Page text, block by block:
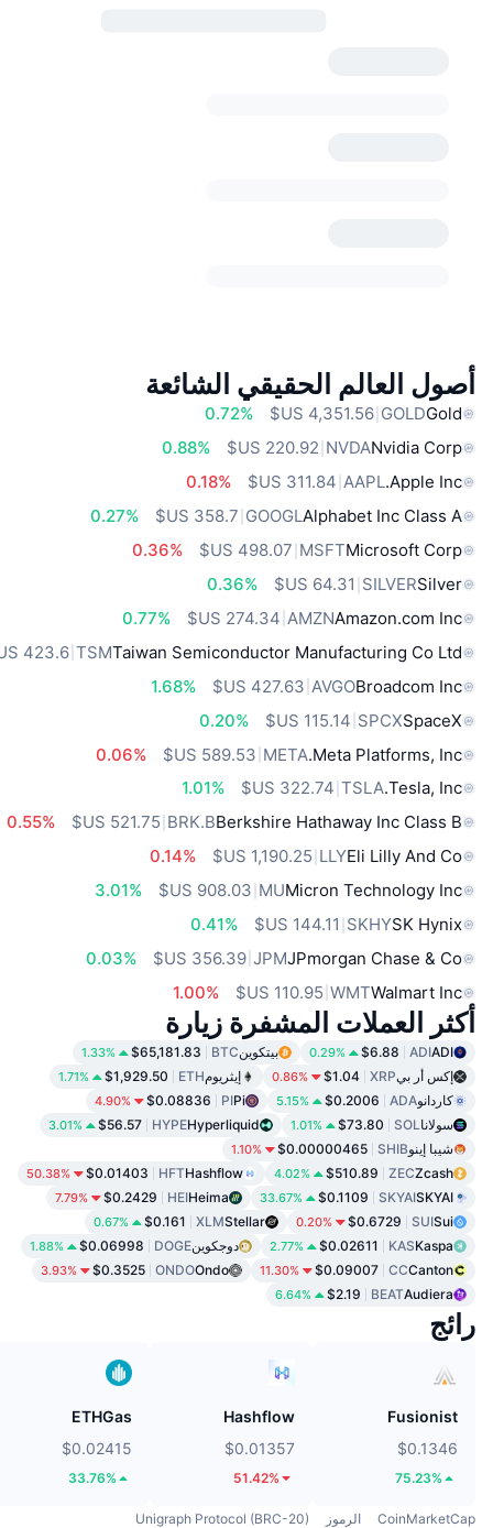
أصول العالم الحقيقي الشائعة
Gold
GOLD
‏‏4,351.56 US$
0.72%
Nvidia Corp
NVDA
0.88%
Apple Inc.
AAPL
0.18%
Alphabet Inc Class A
GOOGL
0.27%
Microsoft Corp
MSFT
0.36%
Silver
SILVER
0.36%
Amazon.com Inc
AMZN
0.77%
Taiwan Semiconductor Manufacturing Co Ltd
TSM
‏423.6 US$
Broadcom Inc
AVGO
1.68%
SpaceX
SPCX
0.20%
Meta Platforms, Inc.
META
0.06%
Tesla, Inc.
TSLA
1.01%
Berkshire Hathaway Inc Class B
BRK.B
0.55%
Eli Lilly And Co
LLY
0.14%
Micron Technology Inc
MU
3.01%
SK Hynix
SKHY
0.41%
JPmorgan Chase & Co
JPM
‏356.39 US$
0.03%
Walmart Inc
WMT
1.00%
أكثر العملات المشفرة زيارة
ADI
ADI
$6.88
0.29% بيتكوينBTC
$65,181.83
1.33%
إكس أر بيXRP
$1.04
0.86% إيثريومETH
$1,929.50
1.71%
كاردانوADA
$0.2006
5.15%
Pi
PI
$0.08836
4.90%
سولانا SOL
$73.80
1.01%
Hyperliquid
HYPE
$56.57
3.01%
شيبا إينوSHIB
$0.00000465
1.10%
Zcash
ZEC
$510.89
4.02%
Hashflow
HFT
$0.01403
50.38%
SKYAI
SKYAI
$0.1109
33.67%
Heima
HEI
$0.2429
7.79%
Sui
SUI
$0.6729
0.20%
Stellar
XLM
$0.161
0.67%
Kaspa
KAS
$0.02611
2.77% دوجكوينDOGE
$0.06998
1.88%
Canton
CC
$0.09007
11.30%
Ondo
ONDO
$0.3525
3.93%
Audiera
BEAT
$2.19
6.64%
رائج
Fusionist
$0.1346
75.23%
Hashflow
$0.01357
51.42%
ETHGas
$0.02415
33.76%
CoinMarketCap الرموز Unigraph Protocol (BRC-20)